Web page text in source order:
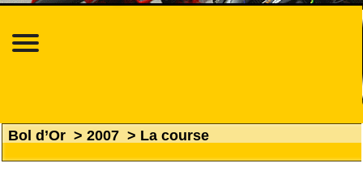
Bol d’Or > 2007 > La course